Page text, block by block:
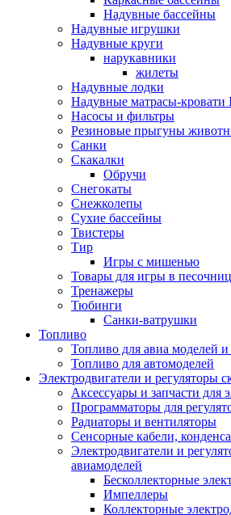
Надувные бассейны
Надувные игрушки
Надувные круги
нарукавники
жилеты
Надувные лодки
Надувные матрасы-кровати
Насосы и фильтры
Резиновые прыгуны
Санки
Скакалки
Обручи
Снегокаты
Снежколепы
Сухие бассейны
Твистеры
Тир
Игры с мишенью
Товары для игры в
Тренажеры
Тюбинги
Санки-ватрушки
Топливо
Топливо для авиа моделей и
Топливо для автомоделей
Электродвигатели и регуляторы
Аксессуары и запчасти для
Программаторы для
Радиаторы и вентиляторы
Сенсорные кабели,
Электродвигатели и
авиамоделей
Бесколлекторные
Импеллеры
Коллекторные